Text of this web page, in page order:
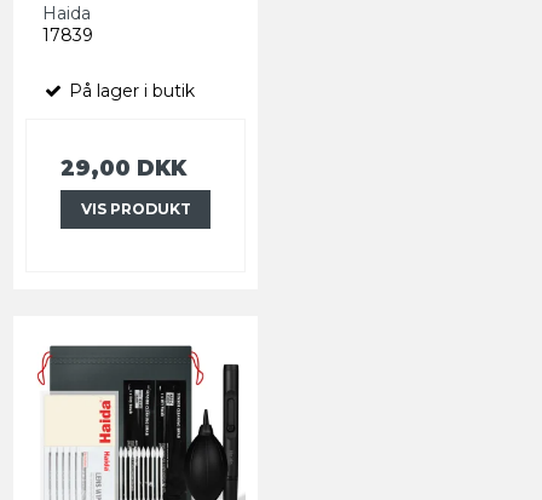
Haida
17839
På lager i butik
29,00 DKK
VIS PRODUKT